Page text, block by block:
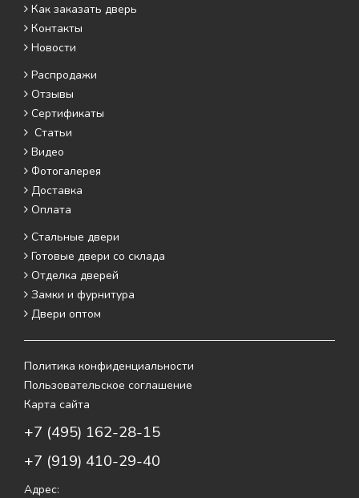
Как заказать дверь
Контакты
Новости
Распродажи
Отзывы
Сертификаты
Статьи
Видео
Фотогалерея
Доставка
Оплата
Стальные двери
Готовые двери со склада
Отделка дверей
Замки и фурнитура
Двери оптом
Политика конфиденциальности
Пользовательское соглашение
Карта сайта
+7 (495) 162-28-15
+7 (919) 410-29-40
Адрес: